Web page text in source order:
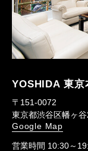
YOSHIDA 東京
〒151-0072
東京都渋谷区幡ヶ
Google Map
営業時間 10:30～